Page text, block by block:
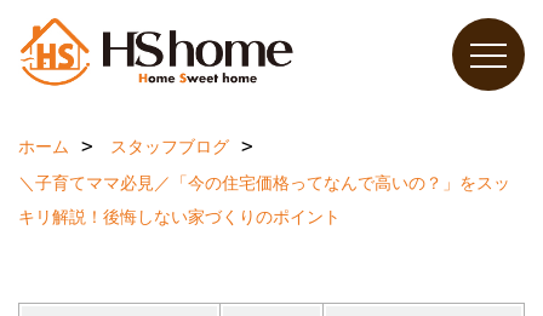
ホーム
スタッフブログ
＼子育てママ必見／「今の住宅価格ってなんで高いの？」をスッ
キリ解説！後悔しない家づくりのポイント